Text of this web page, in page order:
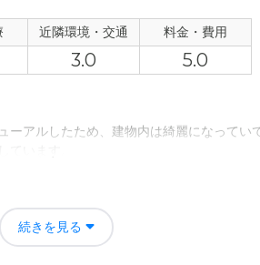
近隣環境・交通 料金・費用
3.0 5.0
アルしたため、建物内は綺麗になってい
親類の中には自家用車がなく、鉄道とバス
が実情。駅からもう少し近い場所にあれば
続きを見る